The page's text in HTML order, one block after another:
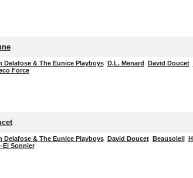
Delafose & The Eunice Playboys D.L. Menard David Doucet
Force
Delafose & The Eunice Playboys David Doucet Beausoleil
El Sonnier